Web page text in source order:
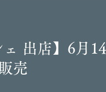
出店】6月
売